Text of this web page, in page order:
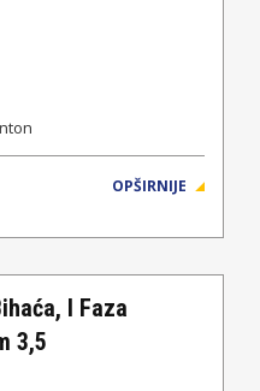
OPŠIRNIJE
I Faza
3,5